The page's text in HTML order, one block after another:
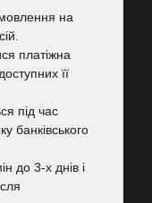
на
платіжна
її
під час
банківського
до 3-х днів і